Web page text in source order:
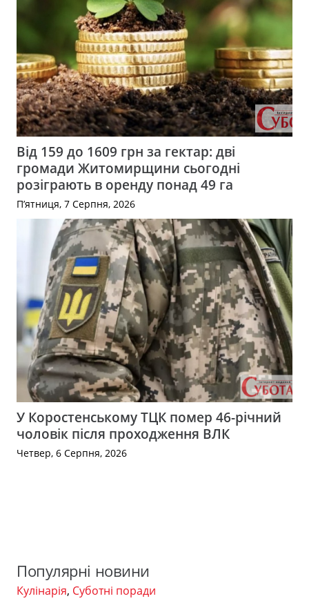
Від 159 до 1609 грн за гектар: дві
громади Житомирщини сьогодні
розіграють в оренду понад 49 га
П’ятниця, 7 Серпня, 2026
У Коростенському ТЦК помер 46-річний
чоловік після проходження ВЛК
Четвер, 6 Серпня, 2026
Популярні новини
Кулінарія, Суботні поради